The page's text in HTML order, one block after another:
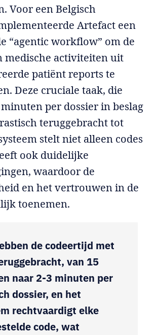
Voor een Belgisch
Artefact een
“agentic workflow” om de
medische activiteiten uit
patiënt reports te
Deze cruciale taak, die
per dossier in beslag
teruggebracht tot
stelt niet alleen codes
ook duidelijke
waardoor de
en het vertrouwen in de
toenemen.
de codeertijd met
van 15
naar 2-3 minuten per
dossier, en het
rechtvaardigt elke
code, wat